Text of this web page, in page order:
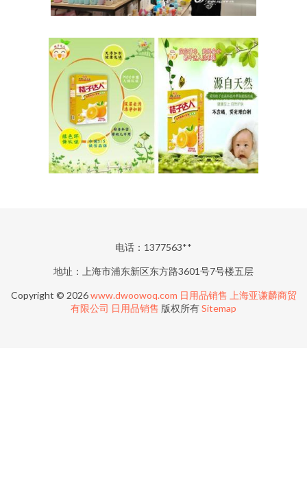
电话：1377563**
地址：上海市浦东新区东方路3601号7号楼五层
Copyright © 2026www.dwoowoq.com 日用品销售
上海亚谦麟商贸
有限公司 日用品销售 版权所有Sitemap